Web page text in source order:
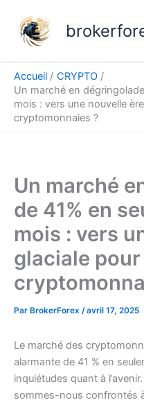
contenu
Accueil
CRYPTO
Un marché en
mois : vers une nouvelle
cryptomonnaies ?
Un marché
de 41% en
mois : vers
glaciale pour
Par BrokerForex /avril 17, 2025
Le marché des
alarmante de 41 % en
inquiétudes quant à
sommes-nous confrontés